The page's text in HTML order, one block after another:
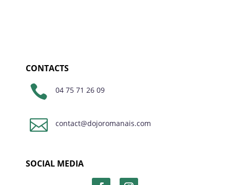
CONTACTS
 04 75 71 26 09
 contact@dojoromanais.com
SOCIAL MEDIA